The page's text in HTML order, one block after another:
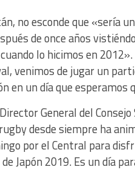
no esconde que «sería
de once años
lo hicimos en
venimos de jugar un
en un día que esperamos
General del
desde siempre ha
por el Central para
Japón 2019. Es un día